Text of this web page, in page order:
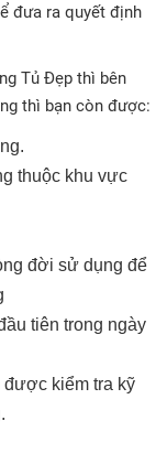
đưa ra quyết định
Tủ Đẹp thì bên
thì bạn còn được:
thuộc khu vực
đời sử dụng để
tiên trong ngày
kiểm tra kỹ